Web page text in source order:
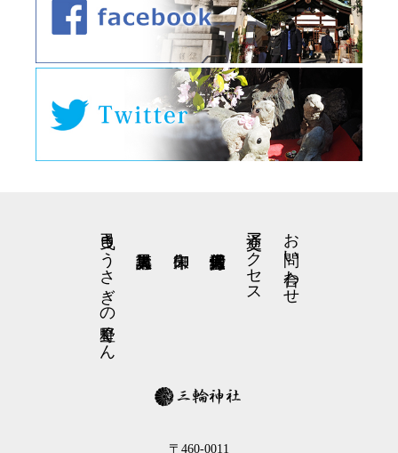
お問い合わせ
交通アクセス
弓曳きうさぎの星野くん
〒460-0011